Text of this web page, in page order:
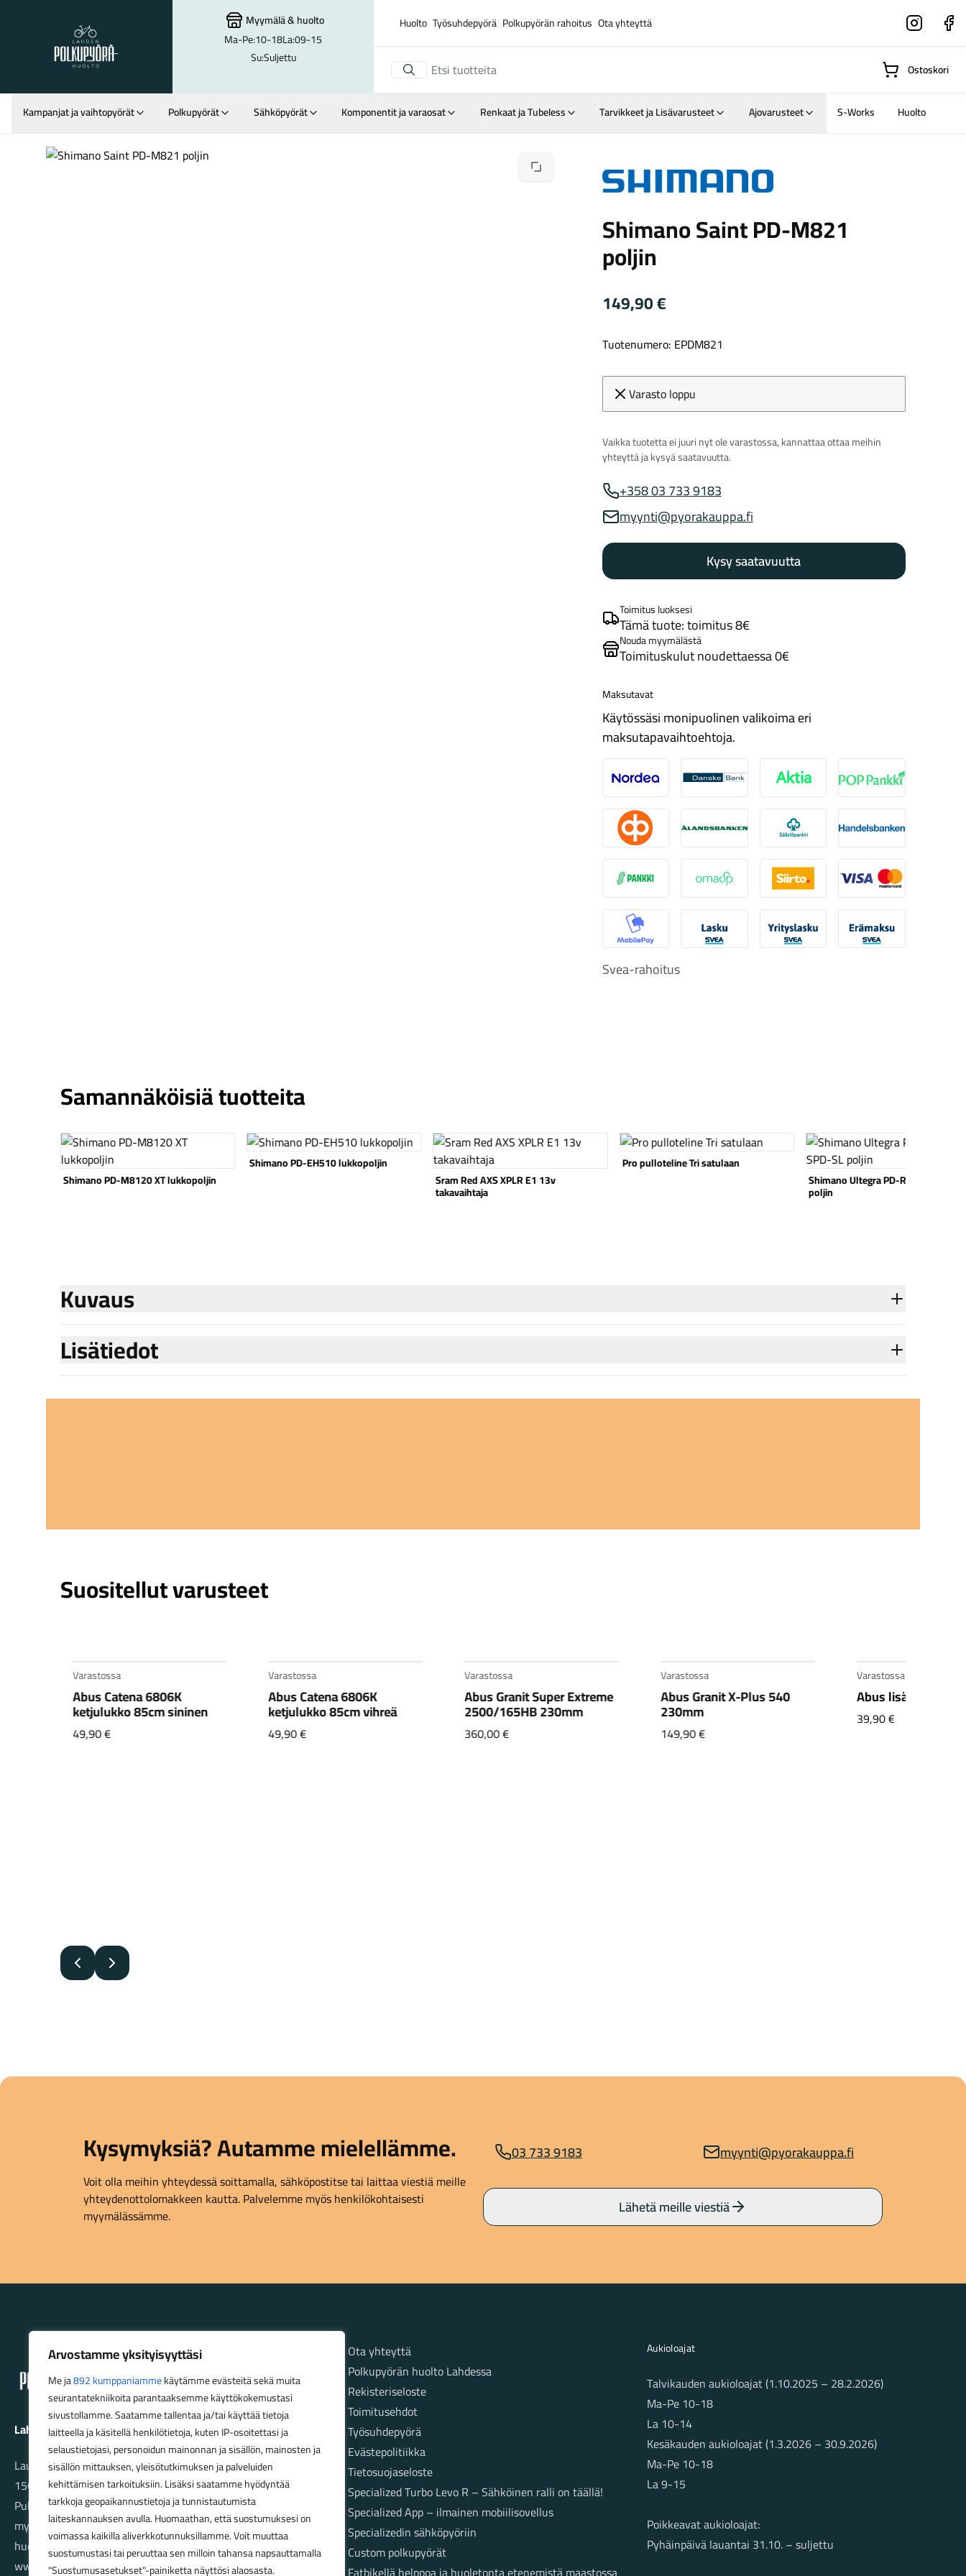
Arvostamme yksityisyyttäsi
Me ja892 kumppaniammekäytämme evästeitä sekä muita
seurantatekniikoita parantaaksemme käyttökokemustasi
sivustollamme. Saatamme tallentaa ja/tai käyttää tietoja
laitteella ja käsitellä henkilötietoja, kuten IP-osoitettasi ja
selaustietojasi, personoidun mainonnan ja sisällön, mainosten ja
sisällön mittauksen, yleisötutkimuksen ja palveluiden
kehittämisen tarkoituksiin. Lisäksi saatamme hyödyntää
tarkkoja geopaikannustietoja ja tunnistautumista
laiteskannauksen avulla. Huomaathan, että suostumuksesi on
voimassa kaikilla aliverkkotunnuksillamme. Voit muuttaa
suostumustasi tai peruuttaa sen milloin tahansa napsauttamalla
"Suostumusasetukset"-painiketta näyttösi alaosasta.
Lahden Polkupyörähuolto - etusivulle
Myymälä&huolto
Ma-Pe:10-18La:09-15
Su:Suljettu
Huolto Työsuhdepyörä Polkupyörän rahoitus Ota yhteyttä Instagram
Hakutulokset Suositut osastot
Gravel-
Kaupunkisähköpyörät
Renkaat Komponentit
Ostoskori
Kampanjat ja vaihtopyörät Polkupyörät Sähköpyörät Komponentit ja varaosat Renkaat ja Tubeless Tarvikkeet ja Lisävarusteet Ajovarusteet S-Works Huolto
Suurenna kuva
Shimano Saint PD-M821
poljin
149,90€
Tuotenumero: EPDM821
Varasto loppu
Vaikka tuotetta ei juuri nyt ole varastossa, kannattaa ottaa meihin
yhteyttä ja kysyä saatavuutta.
Myynnin puhelinnumero
+358 03 733 9183
Myynnin sähköposti
myynti@pyorakauppa.fi
Kysy saatavuutta
Toimitus luoksesi
Tämä tuote: toimitus 8€
Nouda myymälästä
Toimituskulut noudettaessa 0€
Maksutavat
Käytössäsi monipuolinen valikoima eri
maksutapavaihtoehtoja.
Nordea Danske Aktia Pop-pankki
Osuuspankki Ålandsbanken Säästöpankki Handelsbanken
S-Pankki Omasp Siirto Visa & Mastercard
MobilePay Svea Lasku Svea yrityslaskuSvea erämaksu
Svea-rahoitus
Samannäköisiä tuotteita
Katso tuote
Shimano PD-EH510 lukkopoljin
Katso tuote
Katso tuote
Pro pulloteline Tri satulaan
Katso tuote Katso tuote
Shimano Ultegra R8150 Di2 12v
takavaihtaja
Kuvaus
Lisätiedot
Suositellut varusteet
Varastossa
Abus Catena 6806K
ketjulukko 85cm vihreä
49,90€
Varastossa
Abus Granit Super Extreme
2500/165HB 230mm
360,00
Varastossa
Abus Granit X-Plus 540
230mm
149,90€
Varastossa
Abus lisäketju 85cm musta
39,90€
EdellinenSeuraava
Kysymyksiä? Autamme mielellämme.
Voit olla meihin yhteydessä soittamalla, sähköpostitse tai laittaa viestiä meille
yhteydenottolomakkeen kautta. Palvelemme myös henkilökohtaisesti
myymälässämme.
03 733 9183 myynti@pyorakauppa.fi
Lähetä meille viestiä
Lahden Polkupyörähuolto - etusivulle
Lahden Polkupyörähuolto Oy
Launeenkatu 80
15610 LAHTI
Puh. 03 733 9183
myynti@pyorakauppa.fi
huolto@pyorakauppa.fi
www.pyorakauppa.fi
SivutOta yhteyttä
Polkupyörän huolto Lahdessa
Rekisteriseloste
Toimitusehdot
Työsuhdepyörä
Evästepolitiikka
Tietosuojaseloste
Specialized Turbo Levo R – Sähköinen ralli on täällä!
Specialized App – ilmainen mobiilisovellus
Specializedin sähköpyöriin
Custom polkupyörät
Aukioloajat
Talvikauden aukioloajat (1.10.2025 – 28.2.2026)
Ma-Pe 10-18
La 10-14
Kesäkauden aukioloajat (1.3.2026 – 30.9.2026)
Ma-Pe 10-18
La 9-15
Poikkeavat aukioloajat:
Pyhäinpäivä lauantai 31.10. – suljettu